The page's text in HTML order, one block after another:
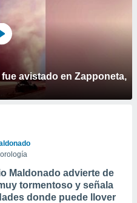
avistado en Zapponeta,
Maldonado advierte de
tormentoso y señala
donde puede llover